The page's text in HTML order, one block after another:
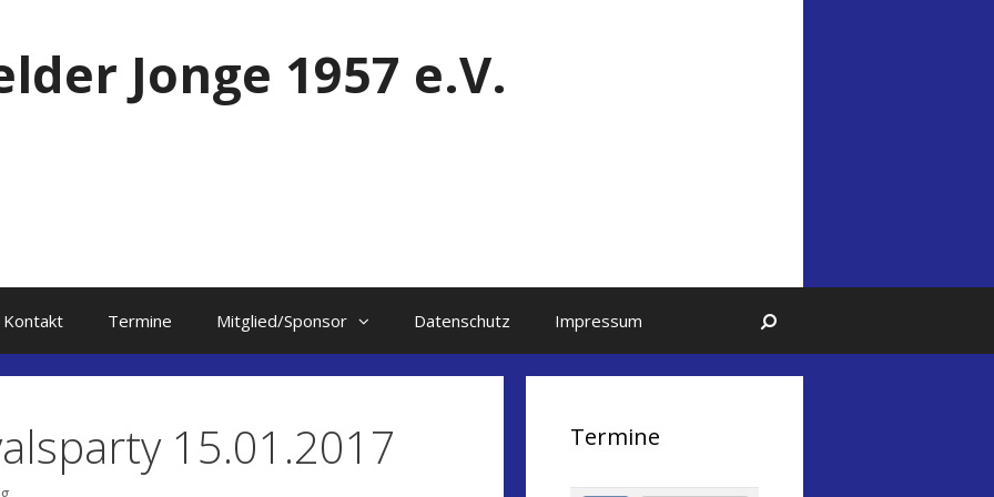
Jonge 1957 e.V.
Kontakt Termine Mitglied/Sponsor Datenschutz Impressum
15.01.2017 Termine